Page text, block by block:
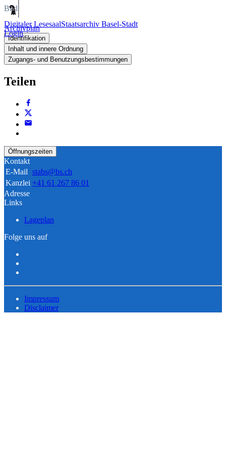
Digitaler LesesaalStaatsarchiv Basel-Stadt
Login
Bild
Archivplan
Identifikation
Inhalt und innere Ordnung
Zugangs- und Benutzungsbestimmungen
Teilen
Öffnungszeiten
Kontakt
E-Mail stabs@bs.ch
Kanzlei +41 61 267 86 01
Adresse
Links
Lageplan
Folge uns auf
Impressum
Disclaimer